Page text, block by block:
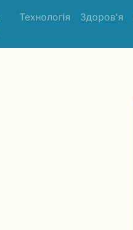
Технологія Здоров'я